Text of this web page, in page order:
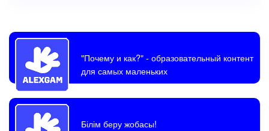
"Почему и как?"- образовательный контент
для самых маленьких
Білім беру жобасы!